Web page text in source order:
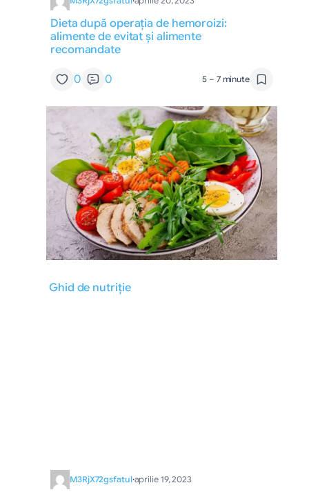
Dieta după operația de hemoroizi:
alimente de evitat și alimente
recomandate
0 0 5 – 7 minute
Ghid de nutriție
M3RjX72gsfatul·aprilie 19, 2023